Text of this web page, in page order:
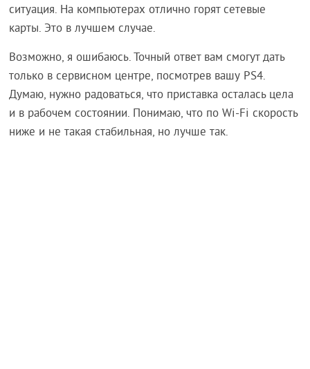
ситуация. На компьютерах отлично горят сетевые
карты. Это в лучшем случае.
Возможно, я ошибаюсь. Точный ответ вам смогут дать
только в сервисном центре, посмотрев вашу PS4.
Думаю, нужно радоваться, что приставка осталась цела
и в рабочем состоянии. Понимаю, что по Wi-Fi скорость
ниже и не такая стабильная, но лучше так.